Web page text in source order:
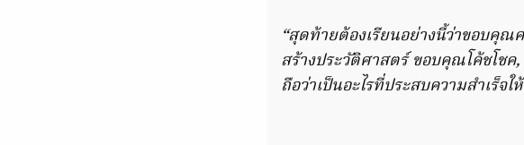
“สุดท้ายต้องเรียนอย่างนี้ว่าขอบคุ
สร้างประวัติศาสตร์ ขอบคุณโค้ชโช
ถือว่าเป็นอะไรที่ประสบความสำเร็จ